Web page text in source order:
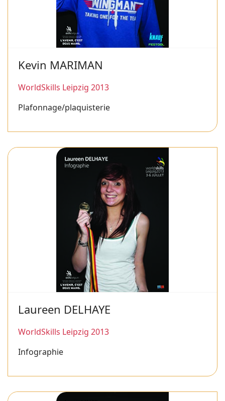
Kevin MARIMAN
WorldSkills Leipzig 2013
Plafonnage/plaquisterie
Laureen DELHAYE
WorldSkills Leipzig 2013
Infographie